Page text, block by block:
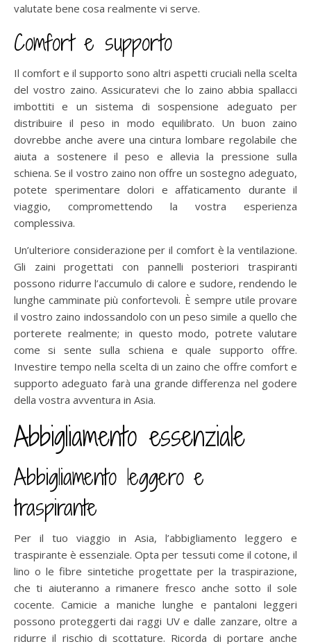
valutate bene cosa realmente vi serve.
Comfort e supporto
Il comfort e il supporto sono altri aspetti cruciali nella scelta
del vostro zaino. Assicuratevi che lo zaino abbia spallacci
imbottiti e un sistema di sospensione adeguato per
distribuire il peso in modo equilibrato. Un buon zaino
dovrebbe anche avere una cintura lombare regolabile che
aiuta a sostenere il peso e allevia la pressione sulla
schiena. Se il vostro zaino non offre un sostegno adeguato,
potete sperimentare dolori e affaticamento durante il
viaggio, compromettendo la vostra esperienza
complessiva.
Un’ulteriore considerazione per il comfort è la ventilazione.
Gli zaini progettati con pannelli posteriori traspiranti
possono ridurre l’accumulo di calore e sudore, rendendo le
lunghe camminate più confortevoli. È sempre utile provare
il vostro zaino indossandolo con un peso simile a quello che
porterete realmente; in questo modo, potrete valutare
come si sente sulla schiena e quale supporto offre.
Investire tempo nella scelta di un zaino che offre comfort e
supporto adeguato farà una grande differenza nel godere
della vostra avventura in Asia.
Abbigliamento essenziale
Abbigliamento leggero e
traspirante
Per il tuo viaggio in Asia, l’abbigliamento leggero e
traspirante è essenziale. Opta per tessuti come il cotone, il
lino o le fibre sintetiche progettate per la traspirazione,
che ti aiuteranno a rimanere fresco anche sotto il sole
cocente. Camicie a maniche lunghe e pantaloni leggeri
possono proteggerti dai raggi UV e dalle zanzare, oltre a
ridurre il rischio di scottature. Ricorda di portare anche